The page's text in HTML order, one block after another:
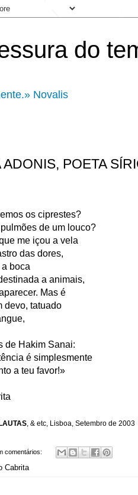
do
Novalis
ADONIS, POETA
os ciprestes?
de um louco?
me içou a vela
das dores,
boca
a animais,
Mas é
devo, tatuado
de Hakim Sanai:
é simplesmente
teu favor!»
, & etc, Lisboa, Setembro de 2003
comentários:
Cabrita